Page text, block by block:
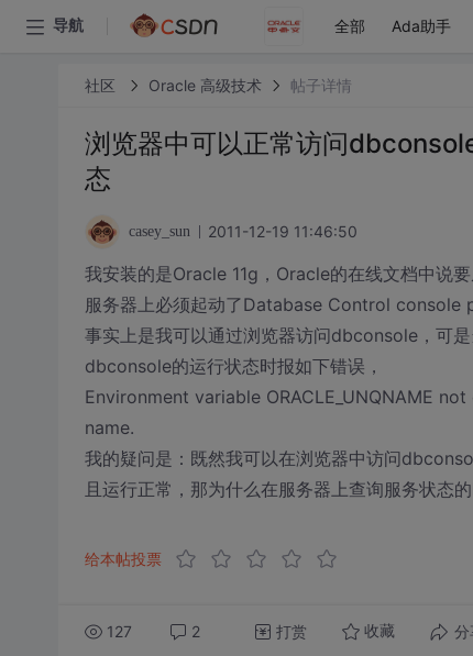
导航 全部 Ada助手
社区 Oracle 高级技术 帖子详情
浏览器中可以正常访问
态
casey_sun 2011-12-19 11:46:50
我安装的是Oracle 11g，Oracle的在线文档中
服务器上必须起动了Database Control console
事实上是我可以通过浏览器访问dbconsole，可
dbconsole的运行状态时报如下错误，
Environment variable ORACLE_UNQNAME
name.
我的疑问是：既然我可以在浏览器中访问
且运行正常，那为什么在服务器上查询服务状态
给本帖投票
127 2 打赏 收藏 分